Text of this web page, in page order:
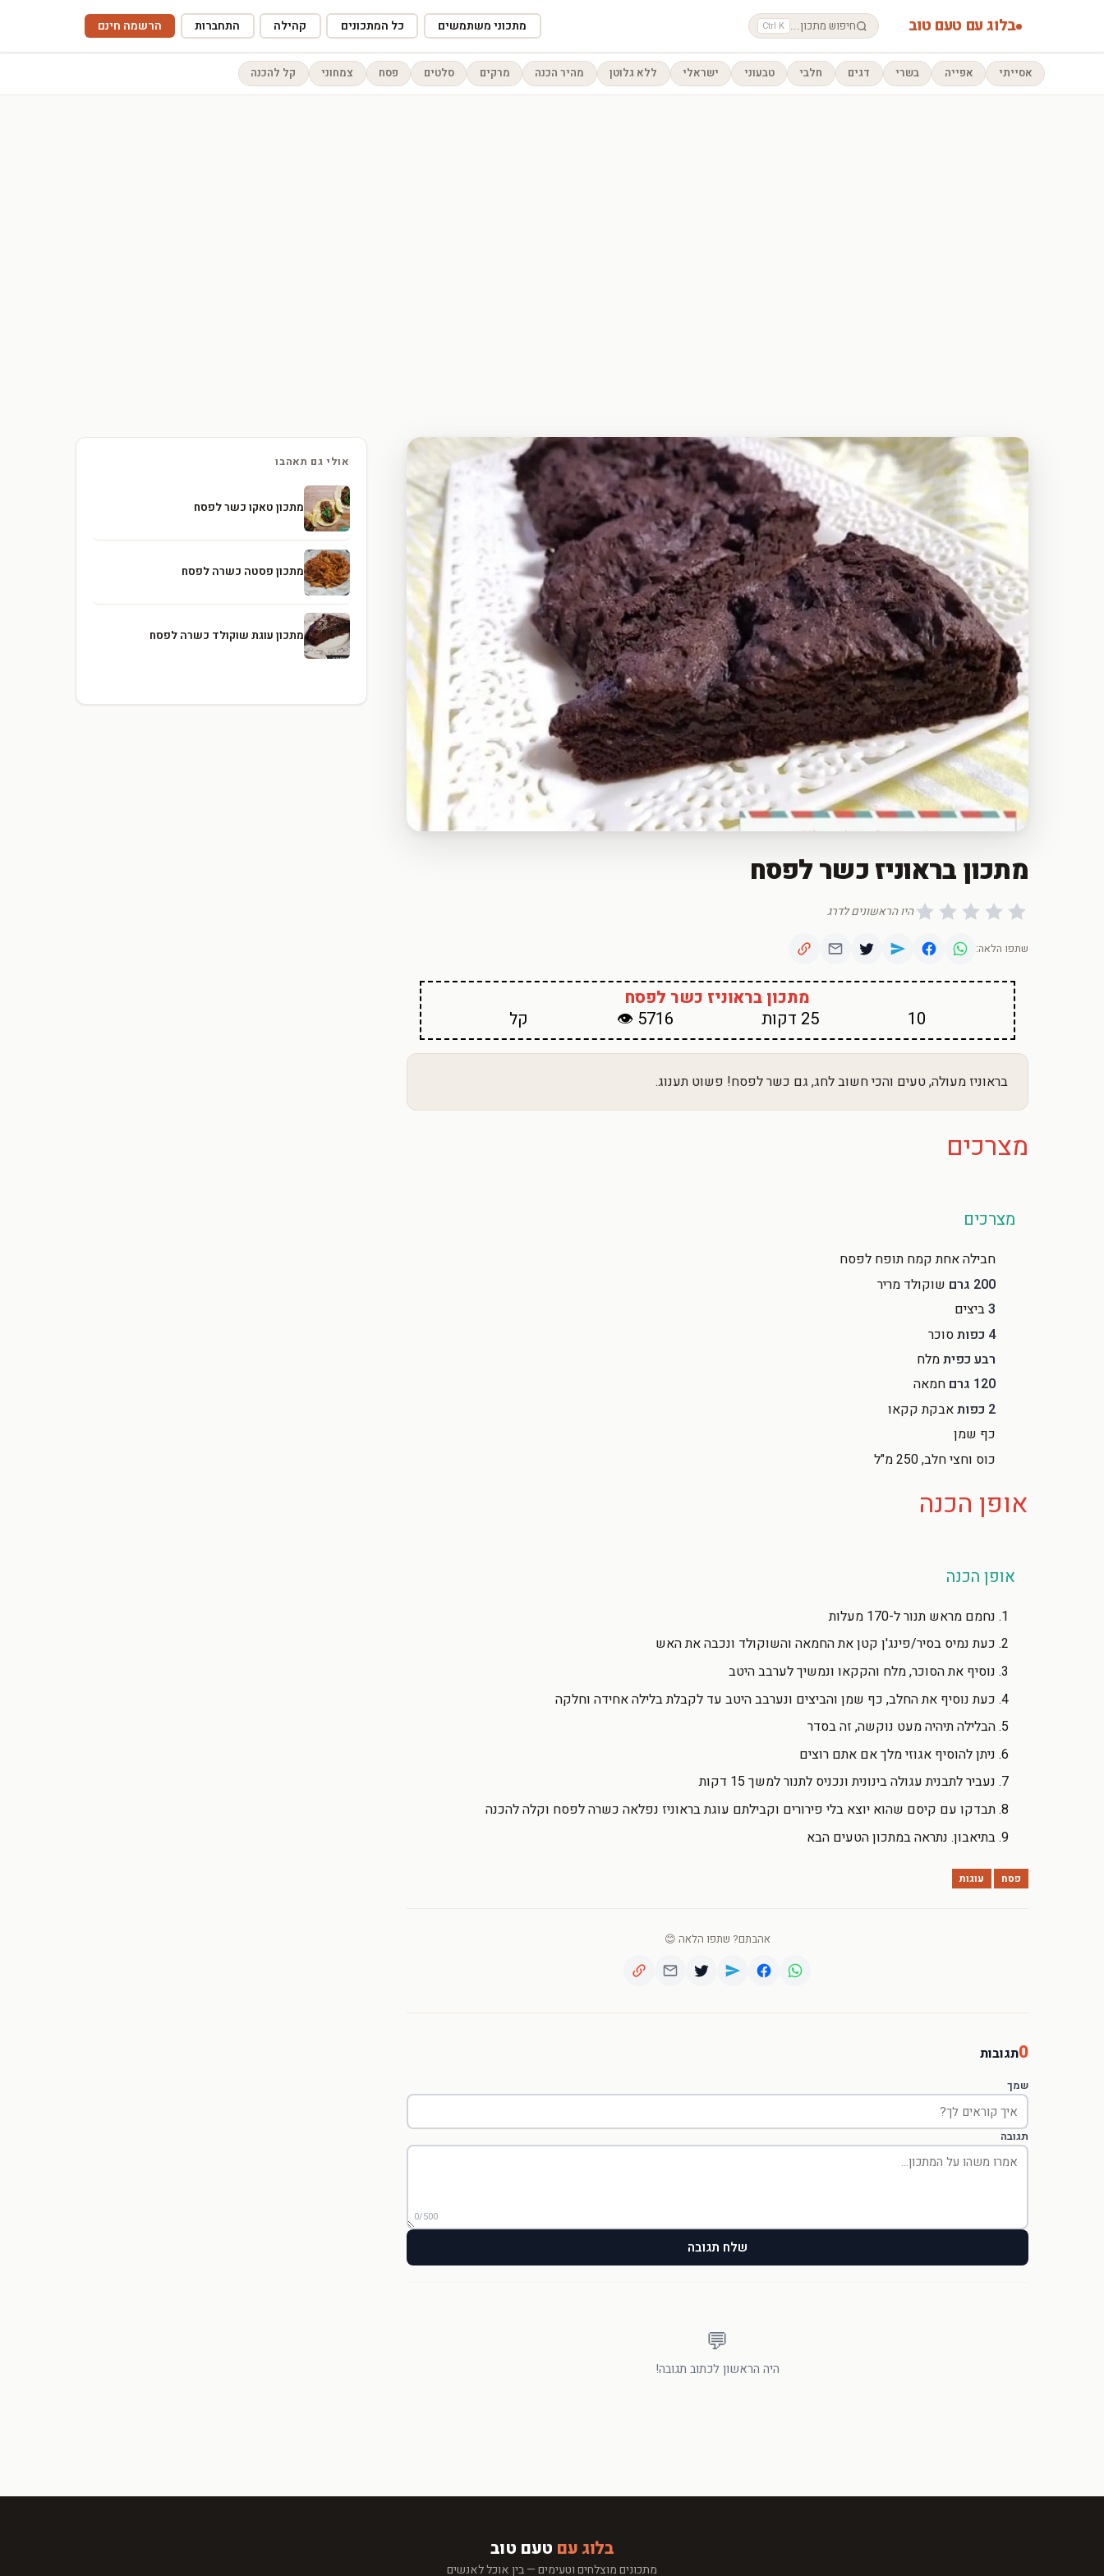
בלוג עם טעם טוב חיפוש מתכון... Ctrl K מתכוני משתמשים כל המתכונים קהילה התחברות הרשמה חינם
אסייתי אפייה בשרי דגים חלבי טבעוני ישראלי ללא גלוטן מהיר הכנה מרקים סלטים פסח צמחוני קל להכנה
מתכון בראוניז כשר לפסח
היו הראשונים לדרג
שתפו הלאה:
מתכון בראוניז כשר לפסח
10
25 דקות 5716 👁 קל
בראוניז מעולה, טעים והכי חשוב לחג, גם כשר לפסח! פשוט תענוג.
מצרכים
מצרכים
חבילה אחת קמח תופח לפסח
200 גרם
שוקולד מריר
3ביצים
4 כפות
סוכר
רבע כפיתמלח
120 גרם
חמאה
2 כפות
אבקת קקאו
כף שמן
כוס וחצי חלב, 250 מ"ל
אופן הכנה
אופן הכנה
נחמם מראש תנור ל-170 מעלות
כעת נמיס בסיר/פינג'ן קטן את החמאה והשוקולד ונכבה את האש
נוסיף את הסוכר, מלח והקקאו ונמשיך לערבב היטב
כעת נוסיף את החלב, כף שמן והביצים ונערבב היטב עד לקבלת בלילה אחידה וחלקה
הבלילה תיהיה מעט נוקשה, זה בסדר
ניתן להוסיף אגוזי מלך אם אתם רוצים
נעביר לתבנית עגולה בינונית ונכניס לתנור למשך 15 דקות
תבדקו עם קיסם שהוא יוצא בלי פירורים וקבילתם עוגת בראוניז נפלאה כשרה לפסח וקלה להכנה
בתיאבון. נתראה במתכון הטעים הבא
פסח עוגות
אהבתם? שתפו הלאה 😊
0תגובות
שמך
תגובה
0/500
שלח תגובה
💬
היה הראשון לכתוב תגובה!
אולי גם תאהבו
מתכון טאקו כשר לפסח
מתכון פסטה כשרה לפסח
מתכון עוגת שוקולד כשרה לפסח
בלוג עם טעם טוב
מתכונים מוצלחים וטעימים — בין אוכל לאנשים